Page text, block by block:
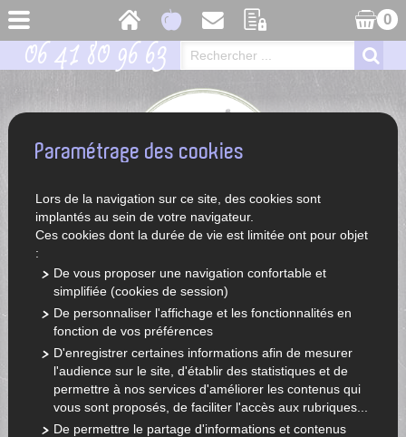
0
06 41 80 96 63
ACCUEIL LÉGUMES ET FRUITS DE SAISON
Paramétrage des cookies
Lors de la navigation sur ce site, des cookies sont
implantés au sein de votre navigateur.
Ces cookies dont la durée de vie est limitée ont pour objet
:
De vous proposer une navigation confortable et
simplifiée (cookies de session)
De personnaliser l'affichage et les fonctionnalités en
fonction de vos préférences
D'enregistrer certaines informations afin de mesurer
l'audience sur le site, d'établir des statistiques et de
permettre à nos services d'améliorer les contenus qui
vous sont proposés, de faciliter l'accès aux rubriques...
De permettre le partage d'informations et contenus